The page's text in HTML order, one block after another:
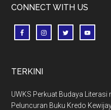
CONNECT WITH US
TERKINI
UWKS Perkuat Budaya
Peluncuran Buku Kredo